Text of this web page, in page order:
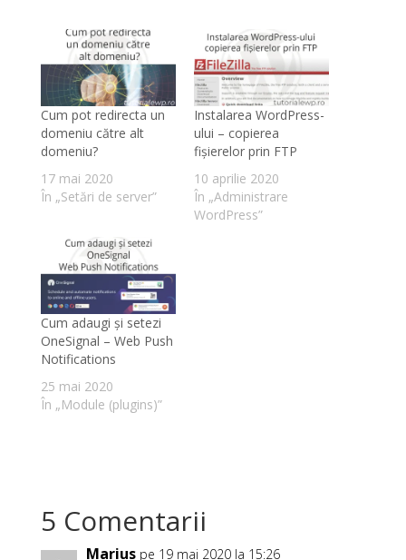
Cum pot redirecta un
domeniu către alt
domeniu?
17 mai 2020
În „Setări de server”
Instalarea WordPress-
ului – copierea
fișierelor prin FTP
10 aprilie 2020
În „Administrare
WordPress”
Cum adaugi și setezi
OneSignal – Web Push
Notifications
25 mai 2020
În „Module (plugins)”
5 Comentarii
Marius pe 19 mai 2020 la 15:26